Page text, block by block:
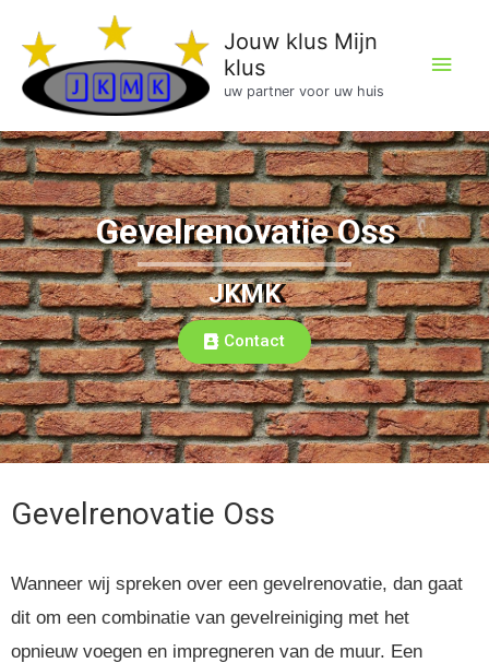
Jouw klus Mijn
klus
uw partner voor uw huis
Gevelrenovatie Oss
JKMK
Contact
Gevelrenovatie Oss
Wanneer wij spreken over een gevelrenovatie, dan gaat
dit om een combinatie van gevelreiniging met het
opnieuw voegen en impregneren van de muur. Een